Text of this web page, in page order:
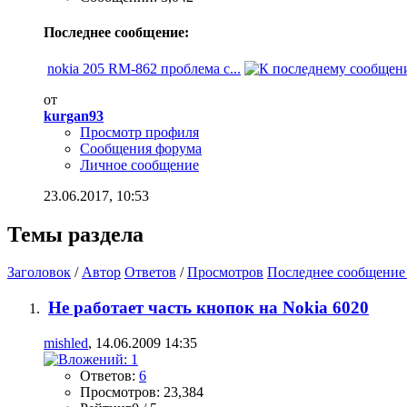
Последнее сообщение:
nokia 205 RM-862 проблема с...
от
kurgan93
Просмотр профиля
Сообщения форума
Личное сообщение
23.06.2017, 10:53
Темы раздела
Заголовок /Автор Ответов /Просмотров Последнее сообщение
Не работает часть кнопок на Nokia 6020
mishled, 14.06.2009 14:35
Ответов: 6
Просмотров: 23,384